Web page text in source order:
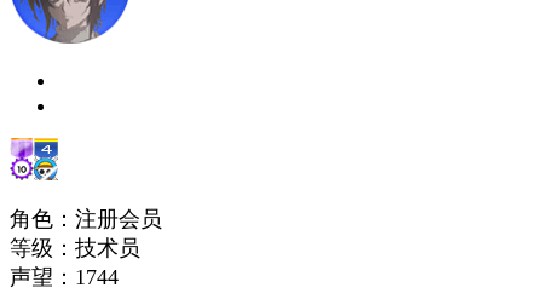
角色：注册会员
等级：技术员
声望： 1744